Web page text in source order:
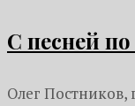
С песней
Олег Постников,